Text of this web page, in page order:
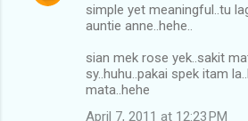
simple yet meaningful..tu
auntie anne..hehe..
sian mek rose yek..sakit
sy..huhu..pakai spek itam
mata..hehe
April 7, 2011 at 12:23 PM